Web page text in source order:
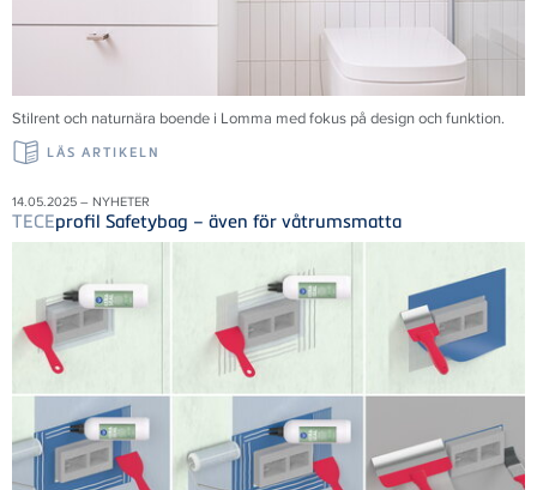
Stilrent och naturnära boende i Lomma med fokus på design och funktion.
LÄS ARTIKELN
14.05.2025 – NYHETER
TECEprofil Safetybag – även för våtrumsmatta